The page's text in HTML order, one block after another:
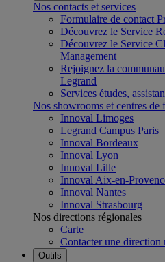
Nos contacts et services
Formulaire de contact
Découvrez le Service
Découvrez le Service
Management
Rejoignez la
Legrand
Services études,
Nos showrooms et centres de
Innoval Limoges
Legrand Campus Paris
Innoval Bordeaux
Innoval Lyon
Innoval Lille
Innoval Aix-en-
Innoval Nantes
Innoval Strasbourg
Nos directions régionales
Carte
Contacter une direction
Outils